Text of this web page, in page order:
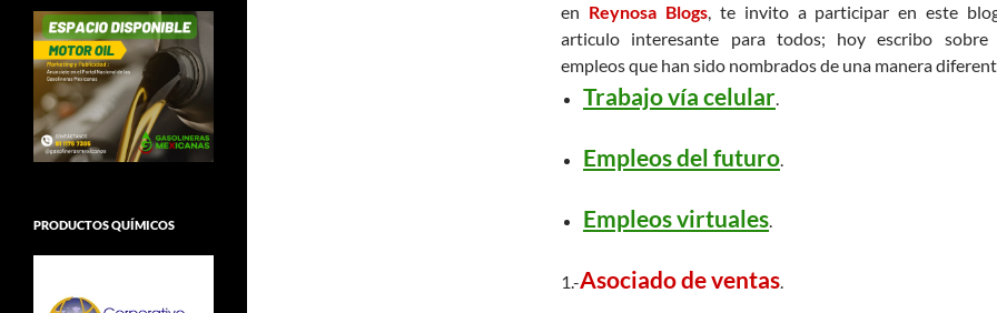
en ReynosaBlogs, te invito a participar en este
articulo interesante para todos; hoy escribo sobre
empleos que han sido nombrados de una manera
Trabajo vía celular.
Empleos del futuro.
Empleos virtuales.
1.-Asociado de ventas.
PRODUCTOS QUÍMICOS